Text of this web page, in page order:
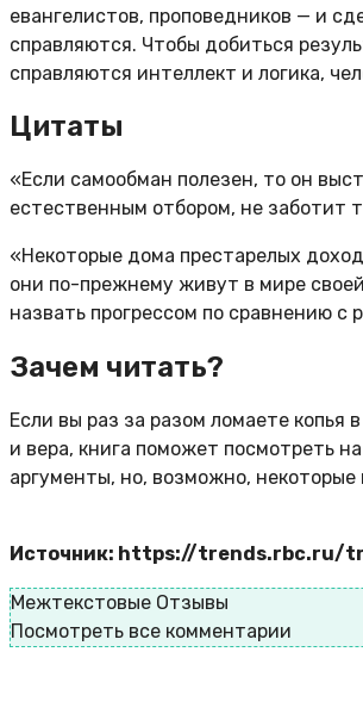
евангелистов, проповедников — и
справляются. Чтобы добиться
справляются интеллект и логика,
Цитаты
«Если самообман полезен, то он
естественным отбором, не заботит
«Некоторые дома престарелых
они по-прежнему живут в мире
назвать прогрессом по сравнению
Зачем читать?
Если вы раз за разом ломаете копья
и вера, книга поможет посмотреть
аргументы, но, возможно,
Источник: https://trends.rbc.ru/
Межтекстовые Отзывы
Посмотреть все комментарии